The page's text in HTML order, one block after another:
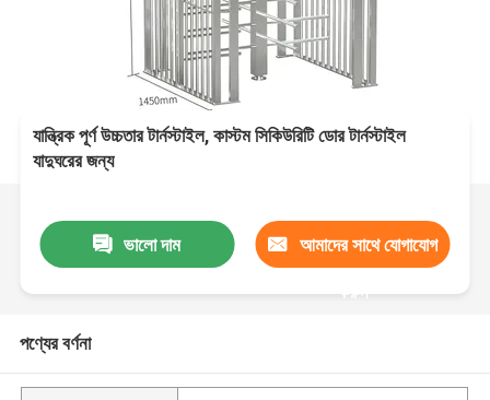
যান্ত্রিক পূর্ণ উচ্চতার টার্নস্টাইল, কাস্টম সিকিউরিটি ডোর টার্নস্টাইল
যাদুঘরের জন্য
ভালো দাম আমাদের সাথে যোগাযোগ
করুন
পণ্যের বর্ণনা